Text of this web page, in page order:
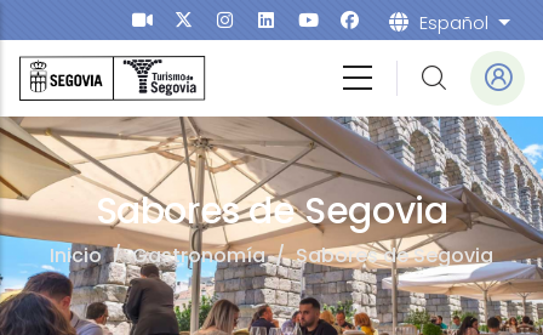
Pasar al contenido principal Español
Sabores de Segovia
Inicio/ Gastronomía/ Sabores de Segovia